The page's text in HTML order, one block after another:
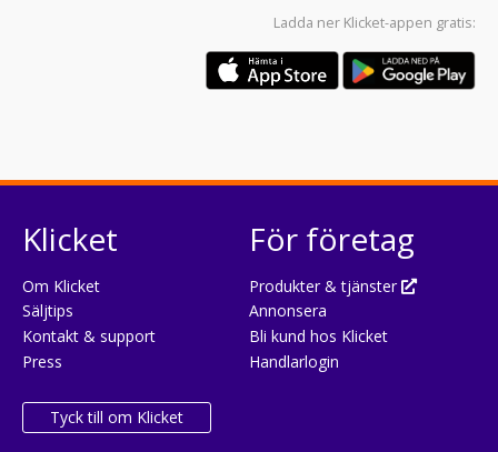
Ladda ner Klicket-appen gratis:
Klicket
Om Klicket
Säljtips
Kontakt & support
Press
Tyck till om Klicket
För företag
Produkter & tjänster
Annonsera
Bli kund hos Klicket
Handlarlogin